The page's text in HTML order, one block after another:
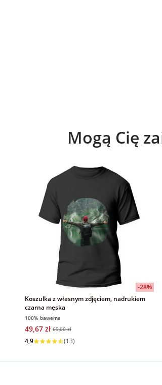
Mogą Cię
-28%
Koszulka z własnym zdjęciem, nadrukiem
czarna męska
100% bawełna
49,67 zł 69,00 zł
Wysyłka w 1 dzień